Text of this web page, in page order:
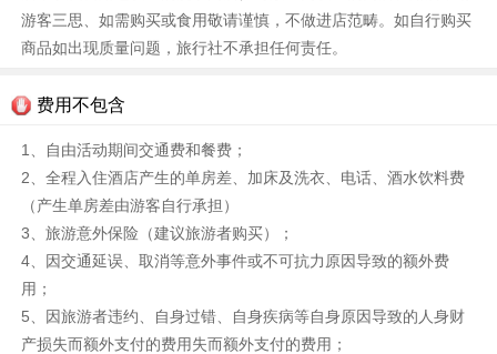
游客三思、如需购买或食用敬请谨慎，不做进店范畴。如自行购买
商品如出现质量问题，旅行社不承担任何责任。
费用不包含
1、自由活动期间交通费和餐费；
2、全程入住酒店产生的单房差、加床及洗衣、电话、酒水饮料费
（产生单房差由游客自行承担）
3、旅游意外保险（建议旅游者购买）；
4、因交通延误、取消等意外事件或不可抗力原因导致的额外费
用；
5、因旅游者违约、自身过错、自身疾病等自身原因导致的人身财
产损失而额外支付的费用失而额外支付的费用；